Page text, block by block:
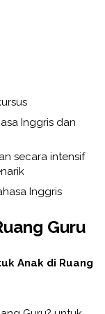
Inggris dan
secara intensif
Inggris
Guru
Anak di Ruang